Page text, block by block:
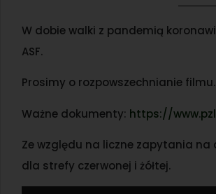
W dobie walki z pandemią
ASF.
Prosimy o rozpowszechnianie filmu.
Ważne dokumenty: https://
Ze względu na liczne zapytania
dla strefy czerwonej i żółtej.